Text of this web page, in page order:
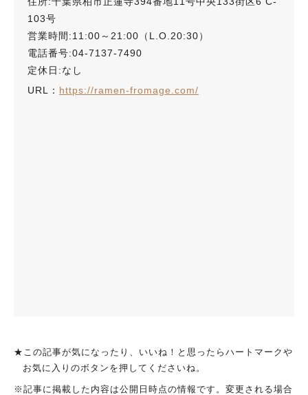
103号
営業時間:11:00～21:00（L.O.20:30）
電話番号:04-7137-7490
定休日:なし
URL： https://ramen-fromage.com/
★この記事が気になったり、いいね！と思ったらハートマークや
お気に入りのボタンを押してくださいね。
※記事に掲載した内容は公開日時点の情報です。変更される場合